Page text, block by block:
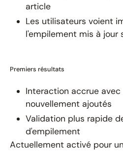
article
Les utilisateurs voient
l'empilement mis à jour
Premiers résultats
Interaction accrue
nouvellement ajoutés
Validation plus rapide
d'empilement
Actuellement activé pour